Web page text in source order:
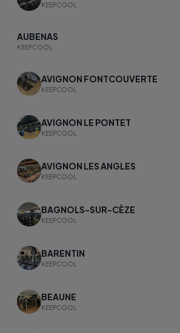
KEEPCOOL
AUBENAS
KEEPCOOL
AVIGNON FONTCOUVERTE
KEEPCOOL
AVIGNON LE PONTET
KEEPCOOL
AVIGNON LES ANGLES
KEEPCOOL
BAGNOLS-SUR-CÈZE
KEEPCOOL
BARENTIN
KEEPCOOL
BEAUNE
KEEPCOOL